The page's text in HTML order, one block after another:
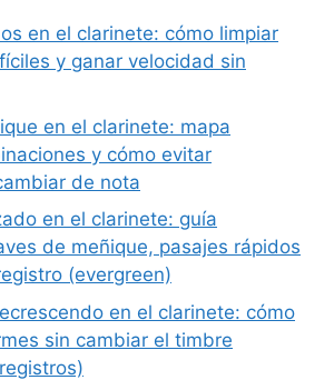
en el clarinete: cómo limpiar
y ganar velocidad sin
en el clarinete: mapa
y cómo evitar
de nota
en el clarinete: guía
de meñique, pasajes rápidos
(evergreen)
en el clarinete: cómo
sin cambiar el timbre